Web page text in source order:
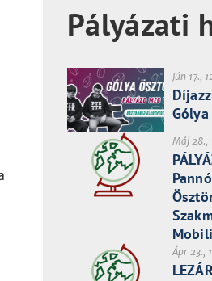
Pályázati
Jún 17.,
Máj 28.,
Ápr 23.,